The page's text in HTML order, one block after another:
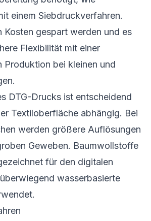
einem Siebdruckverfahren.
Kosten gespart werden und es
Flexibilität mit einer
Produktion bei kleinen und
DTG-Drucks ist entscheidend
Textiloberfläche abhängig. Bei
werden größere Auflösungen
Geweben. Baumwollstoffe
für den digitalen
wasserbasierte